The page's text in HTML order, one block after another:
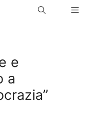
e
a